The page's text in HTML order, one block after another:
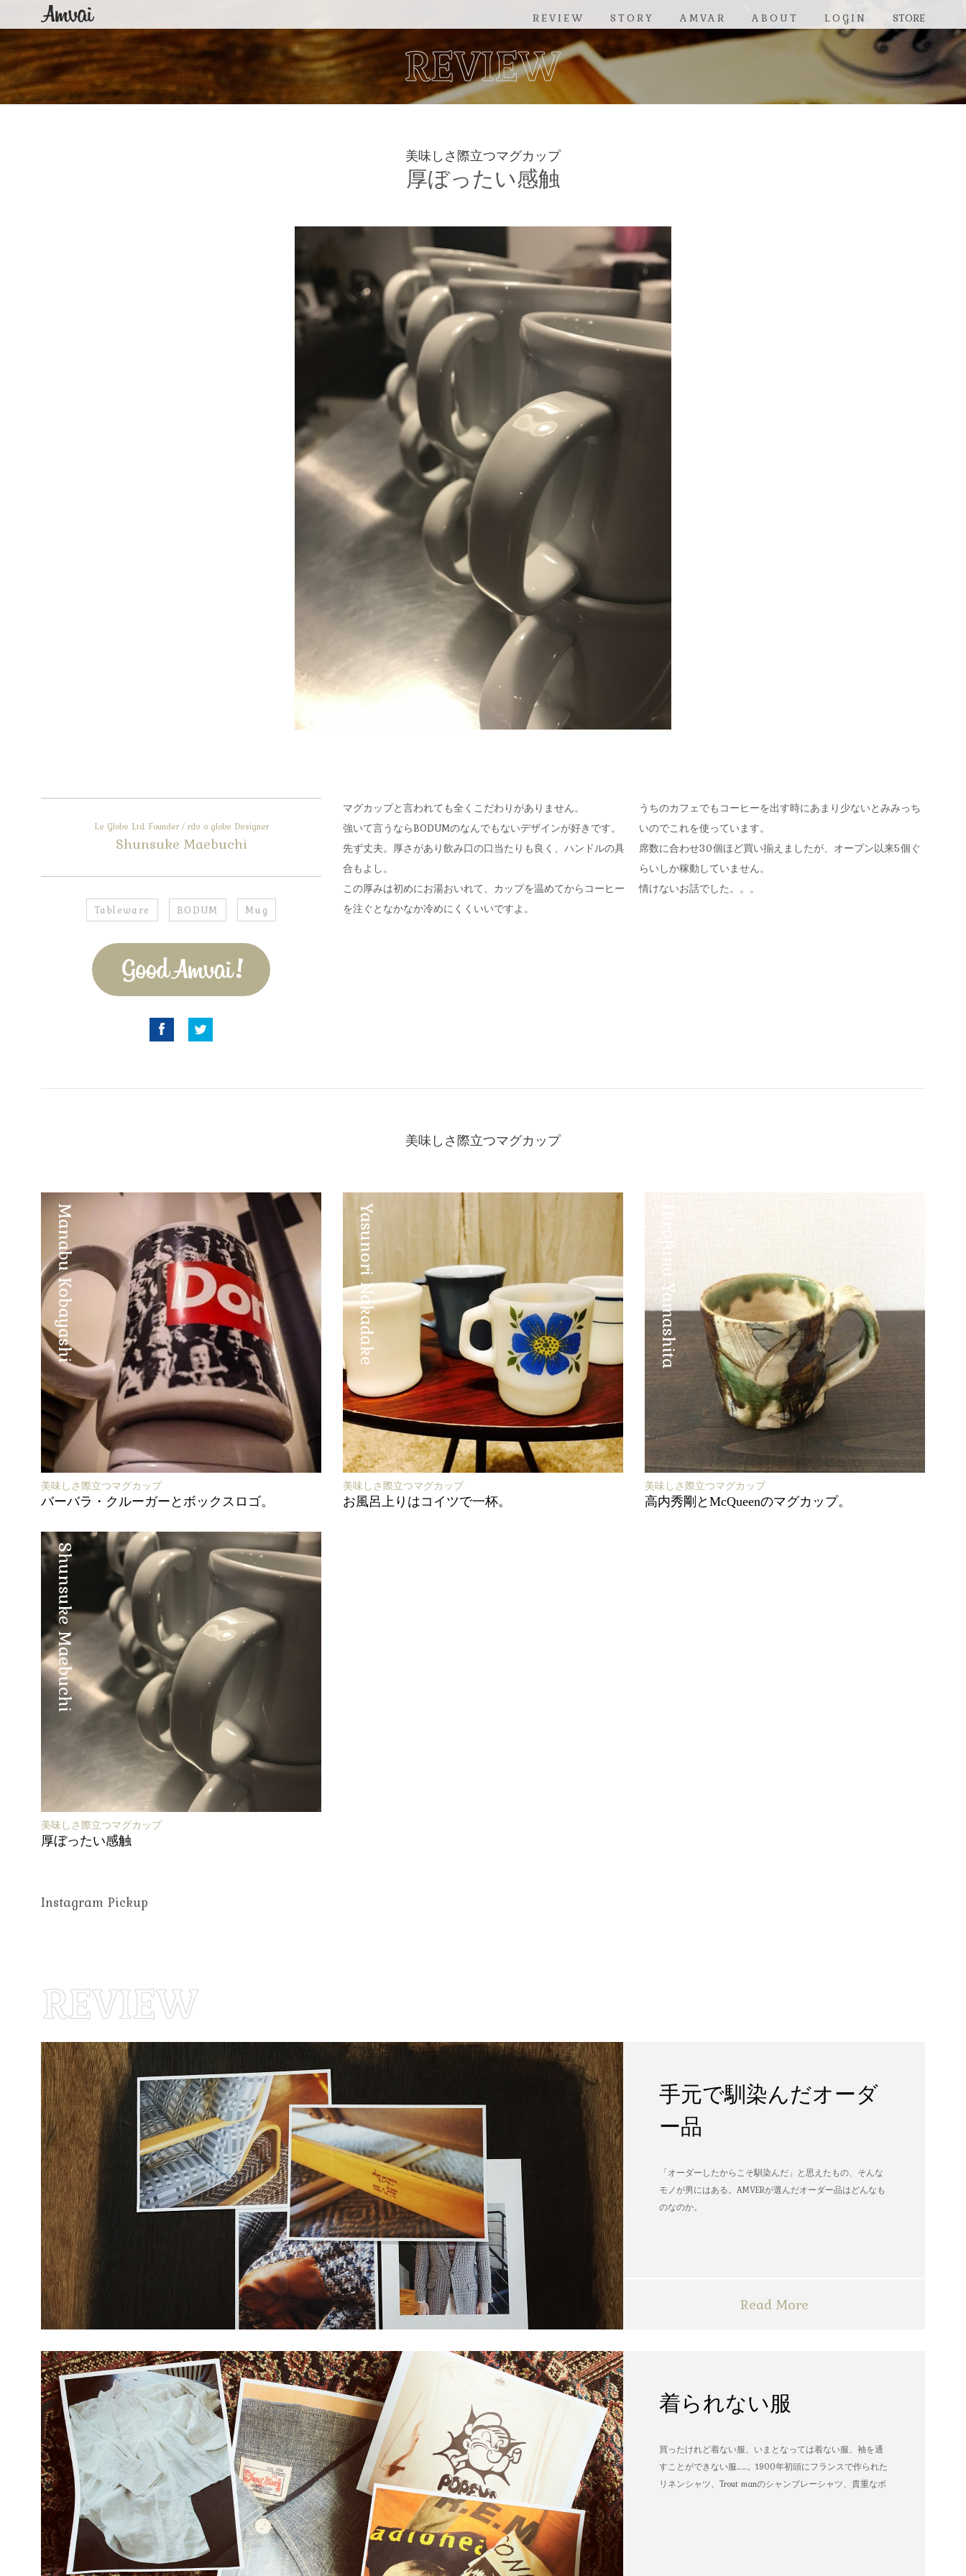
REVIEW STORY AMVAR ABOUT LOGIN STORE
美味しさ際立つマグカップ
厚ぼったい感触
Le Globe Ltd. Founder / rdv o globe Designer
Shunsuke Maebuchi
Tableware BODUM Mug
マグカップと言われても全くこだわりがありません。
強いて言うならBODUMのなんでもないデザインが好きです。
先ず丈夫。厚さがあり飲み口の口当たりも良く、ハンドルの具
合もよし。
この厚みは初めにお湯おいれて、カップを温めてからコーヒー
を注ぐとなかなか冷めにくくいいですよ。
うちのカフェでもコーヒーを出す時にあまり少ないとみみっち
いのでこれを使っています。
席数に合わせ30個ほど買い揃えましたが、オープン以来5個ぐ
らいしか稼動していません。
情けないお話でした。。。
美味しさ際立つマグカップ
Manabu Kobayashi
美味しさ際立つマグカップ
バーバラ・クルーガーとボックスロゴ。
Yasunori Nakadake
美味しさ際立つマグカップ
お風呂上りはコイツで一杯。
Hirofumi Yamashita
美味しさ際立つマグカップ
高内秀剛とMcQueenのマグカップ。
Shunsuke Maebuchi
美味しさ際立つマグカップ
厚ぼったい感触
Instagram Pickup
手元で馴染んだオーダ
ー品
「オーダーしたからこそ馴染んだ」と思えたもの、そんな
モノが男にはある。AMVERが選んだオーダー品はどんなも
のなのか。
Read More
着られない服
買ったけれど着ない服、いまとなっては着ない服、袖を通
すことができない服……。1900年初頭にフランスで作られた
リネンシャツ、Trout manのシャンブレーシャツ、貴重なポ